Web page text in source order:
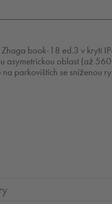
book-18 ed.3 v krytí
asymetrickou oblast (až
parkovištích se sníženou